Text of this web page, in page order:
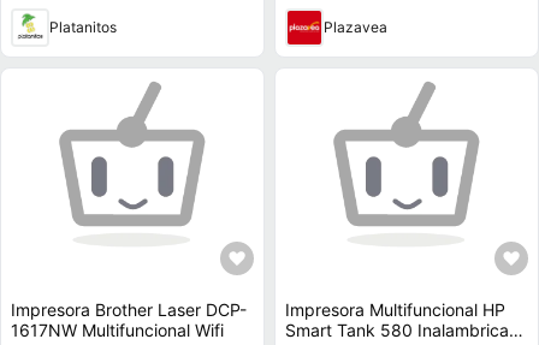
Platanitos Plazavea
Impresora Brother Laser DCP-
1617NW Multifuncional Wifi
Impresora Multifuncional HP
Smart Tank 580 Inalambrica